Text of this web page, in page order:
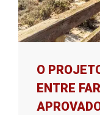
O
ENTRE